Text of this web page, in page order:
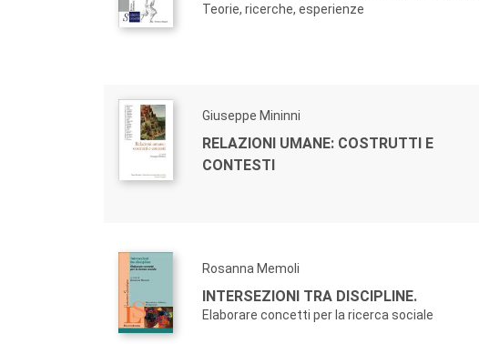
Teorie, ricerche, esperienze
Giuseppe Mininni
RELAZIONI UMANE: COSTRUTTI E
CONTESTI
Rosanna Memoli
INTERSEZIONI TRA DISCIPLINE.
Elaborare concetti per la ricerca sociale